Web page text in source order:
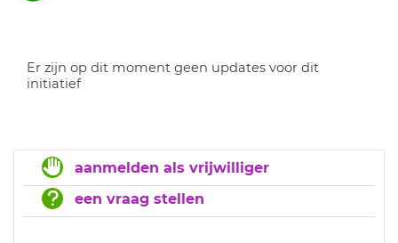
Er zijn op dit moment geen updates voor dit
initiatief
aanmelden als vrijwilliger
een vraag stellen